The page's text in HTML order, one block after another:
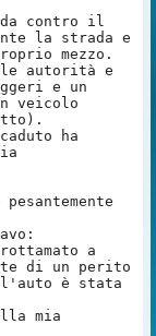
contro il
la strada e
mezzo.
autorità e
e un
veicolo
ha
a
di un perito
è stata
mia